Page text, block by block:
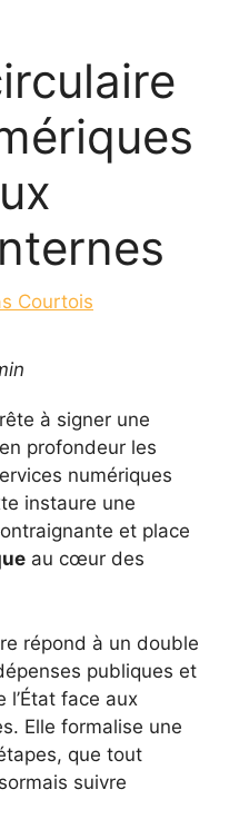
Courtois
à signer une
profondeur les
numériques
instaure une
et place
au cœur des
répond à un double
publiques et
l’État face aux
Elle formalise une
que tout
suivre